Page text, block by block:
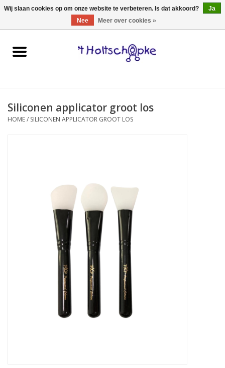
0 Artikelen - €0,00
Home
spellen
Siliconen applicator groot los
HOME/ SILICONEN APPLICATOR GROOT LOS
Wij slaan cookies op om onze website te verbeteren. Is dat akkoord?
Ja
Nee
Meer over cookies »